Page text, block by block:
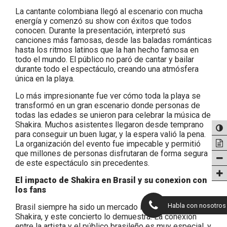
La cantante colombiana llegó al escenario con mucha
energía y comenzó su show con éxitos que todos
conocen. Durante la presentación, interpretó sus
canciones más famosas, desde las baladas románticas
hasta los ritmos latinos que la han hecho famosa en
todo el mundo. El público no paró de cantar y bailar
durante todo el espectáculo, creando una atmósfera
única en la playa.
Lo más impresionante fue ver cómo toda la playa se
transformó en un gran escenario donde personas de
todas las edades se unieron para celebrar la música de
Shakira. Muchos asistentes llegaron desde temprano
para conseguir un buen lugar, y la espera valió la pena.
La organización del evento fue impecable y permitió
que millones de personas disfrutaran de forma segura
de este espectáculo sin precedentes.
El impacto de Shakira en Brasil y su conexion con
los fans
Brasil siempre ha sido un mercado importante para
Shakira, y este concierto lo demuestra. La conexión
Habla con nosotros